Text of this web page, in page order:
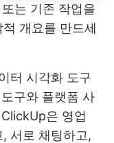
는 기존 작업을
개요를 만드세
터 시각화 도구
구와 플랫폼 사
은 영업
서로 채팅하고,